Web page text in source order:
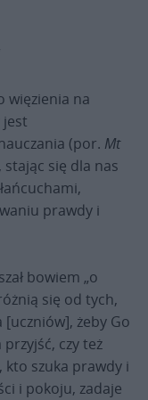
więzienia na
jest
(por. Mt
się dla nas
prawdy i
bowiem „o
się od tych,
[uczniów], żeby Go
przyjść, czy też
kto szuka prawdy i
i pokoju, zadaje